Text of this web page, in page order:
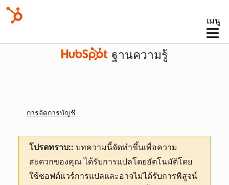
เมนู
ฐานความรู้
การจัดการบัญชี
โปรดทราบ:: บทความนี้จัดทำขึ้นเพื่อความ
สะดวกของคุณได้รับการแปลโดยอัตโนมัติโดย
ใช้ซอฟต์แวร์การแปลและอาจไม่ได้รับการพิสูจน์